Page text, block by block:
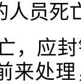
人员死
，应
来处